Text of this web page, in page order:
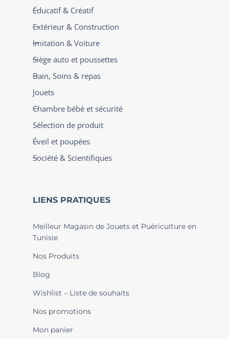
Éducatif & Créatif
Extérieur & Construction
Imitation & Voiture
Siège auto et poussettes
Bain, Soins & repas
Jouets
Chambre bébé et sécurité
Sélection de produit
Éveil et poupées
Société & Scientifiques
LIENS PRATIQUES
Meilleur Magasin de Jouets et Puériculture en
Tunisie
Nos Produits
Blog
Wishlist – Liste de souhaits
Nos promotions
Mon panier